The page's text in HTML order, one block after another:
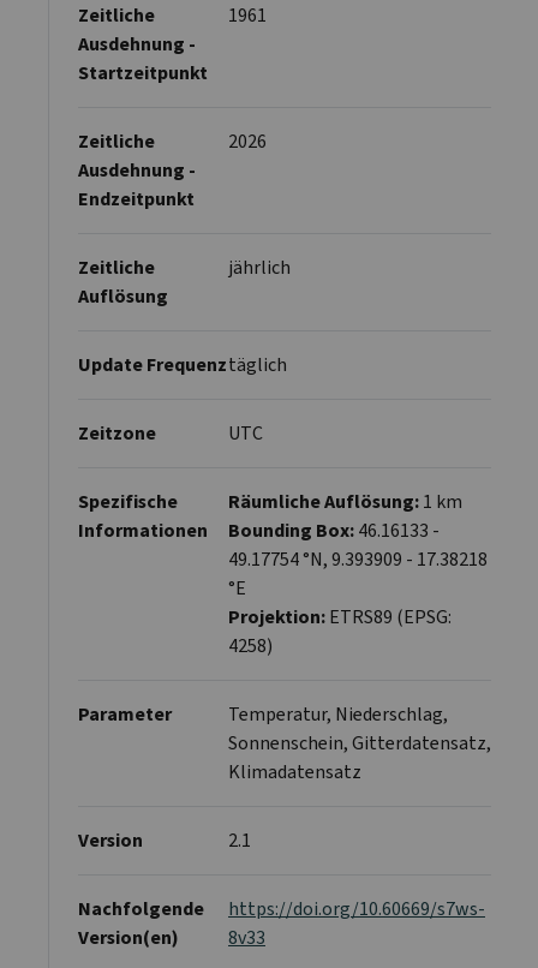
Zeitliche
Ausdehnung -
Startzeitpunkt
1961
Zeitliche
Ausdehnung -
Endzeitpunkt
2026
Zeitliche
Auflösung
jährlich
Update Frequenztäglich
Zeitzone UTC
Spezifische
Informationen
Räumliche Auflösung:1 km
Bounding Box:46.16133 -
49.17754 °N, 9.393909 - 17.38218
°E
Projektion:ETRS89 (EPSG:
4258)
Parameter
Temperatur, Niederschlag,
Sonnenschein, Gitterdatensatz,
Klimadatensatz
Version 2.1
Nachfolgende
Version(en)
https://doi.org/10.60669/s7ws-
8v33